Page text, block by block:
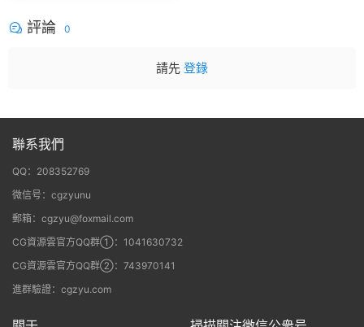
評論 0
請先 登錄
聯系我們
QQ：208352769
微信号：cgzyunu
郵箱：cgzyu@foxmail.com
CG資源雲官方QQ群①：1041630732
CG資源雲官方QQ群②：743970141
進群驗證：cgzyu.com